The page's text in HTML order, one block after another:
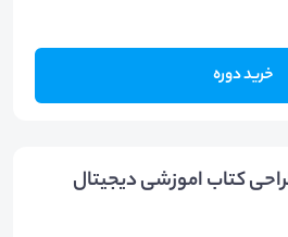
خرید دوره
کتاب اموزشی دیجیتال